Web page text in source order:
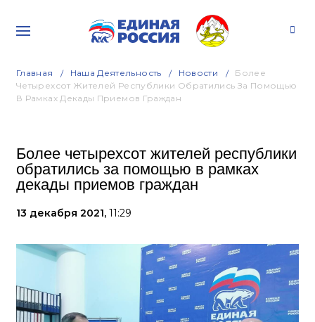
Главная Наша Деятельность Новости
Более
Четырехсот Жителей Республики Обратились За Помощью
В Рамках Декады Приемов Граждан
Более четырехсот жителей республики
обратились за помощью в рамках
декады приемов граждан
13 декабря 2021, 11:29